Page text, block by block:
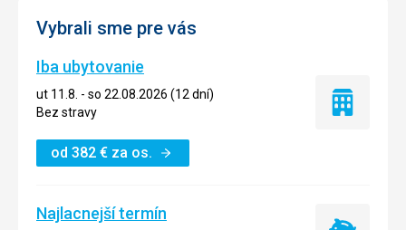
Vybrali sme pre vás
Iba ubytovanie
ut 11.8. - so 22.08.2026 (12 dní)
Bez stravy
od 382 € za os.
Iba
Najlacnejší termín